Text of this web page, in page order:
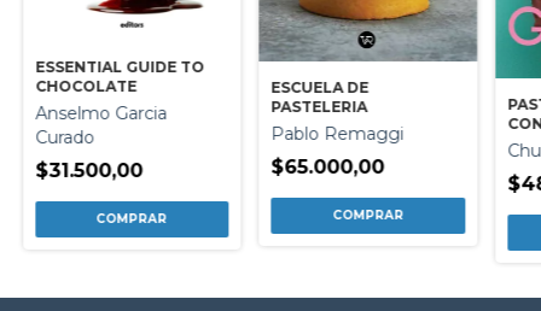
ESSENTIAL GUIDE TO
CHOCOLATE
Anselmo Garcia
Curado
$31.500,00
ESCUELA DE
PASTELERIA
Pablo Remaggi
$65.000,00